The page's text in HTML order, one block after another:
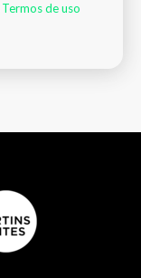
Termos de uso